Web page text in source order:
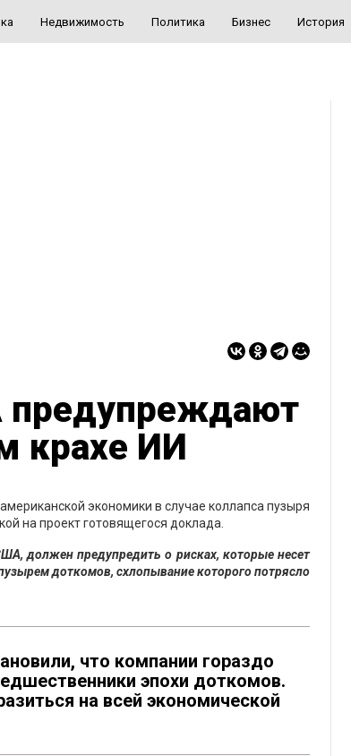
Недвижимость Политика Бизнес История
крахе ИИ
экономики в случае коллапса пузыря
на проект готовящегося доклада.
должен предупредить о рисках, которые несет
доткомов, схлопывание которого потрясло
что компании гораздо
эпохи доткомов.
на всей экономической